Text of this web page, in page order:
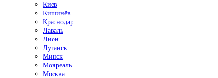
Киев
Кишинёв
Краснодар
Лаваль
Лион
Луганск
Минск
Монреаль
Москва